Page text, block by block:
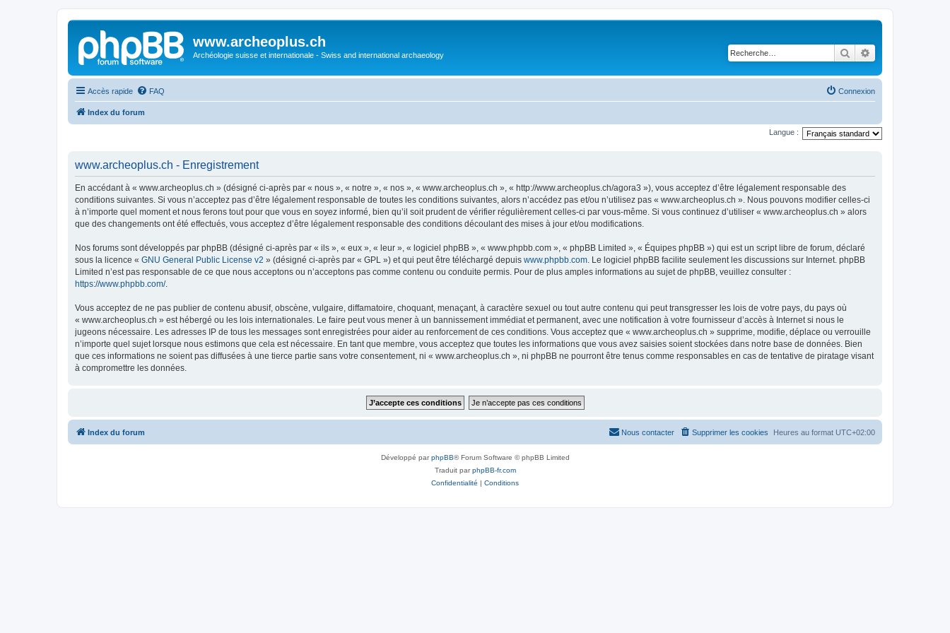
www.archeoplus.ch
Archéologie suisse et internationale - Swiss and international archaeology Rechercher
Accès rapide FAQ Connexion
Index du forum
Langue :
www.archeoplus.ch - Enregistrement
En accédant à « www.archeoplus.ch » (désigné ci-après par « nous », « notre », « nos », « www.archeoplus.ch », « http://www.archeoplus.ch/agora3 »), vous acceptez d’être légalement responsable des
conditions suivantes. Si vous n’acceptez pas d’être légalement responsable de toutes les conditions suivantes, alors n’accédez pas et/ou n’utilisez pas « www.archeoplus.ch ». Nous pouvons modifier celles-ci
à n’importe quel moment et nous ferons tout pour que vous en soyez informé, bien qu’il soit prudent de vérifier régulièrement celles-ci par vous-même. Si vous continuez d’utiliser « www.archeoplus.ch » alors
que des changements ont été effectués, vous acceptez d’être légalement responsable des conditions découlant des mises à jour et/ou modifications.
Nos forums sont développés par phpBB (désigné ci-après par « ils », « eux », « leur », « logiciel phpBB », « www.phpbb.com », « phpBB Limited », « Équipes phpBB ») qui est un script libre de forum, déclaré
sous la licence « GNU General Public License v2 » (désigné ci-après par « GPL ») et qui peut être téléchargé depuis www.phpbb.com. Le logiciel phpBB facilite seulement les discussions sur Internet. phpBB
Limited n’est pas responsable de ce que nous acceptons ou n’acceptons pas comme contenu ou conduite permis. Pour de plus amples informations au sujet de phpBB, veuillez consulter :
https://www.phpbb.com/.
Vous acceptez de ne pas publier de contenu abusif, obscène, vulgaire, diffamatoire, choquant, menaçant, à caractère sexuel ou tout autre contenu qui peut transgresser les lois de votre pays, du pays où
« www.archeoplus.ch » est hébergé ou les lois internationales. Le faire peut vous mener à un bannissement immédiat et permanent, avec une notification à votre fournisseur d’accès à Internet si nous le
jugeons nécessaire. Les adresses IP de tous les messages sont enregistrées pour aider au renforcement de ces conditions. Vous acceptez que « www.archeoplus.ch » supprime, modifie, déplace ou verrouille
n’importe quel sujet lorsque nous estimons que cela est nécessaire. En tant que membre, vous acceptez que toutes les informations que vous avez saisies soient stockées dans notre base de données. Bien
que ces informations ne soient pas diffusées à une tierce partie sans votre consentement, ni « www.archeoplus.ch », ni phpBB ne pourront être tenus comme responsables en cas de tentative de piratage visant
à compromettre les données.
Index du forum Heures au format UTC+02:00
Supprimer les cookies
Nous contacter
Développé parphpBB® Forum Software © phpBB Limited
Traduit parphpBB-fr.com
Confidentialité | Conditions